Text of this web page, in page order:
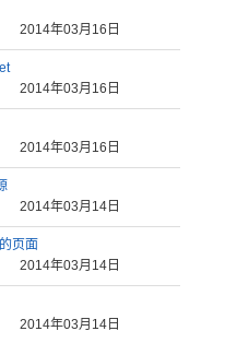
2014年03月16日
2014年03月16日
2014年03月16日
2014年03月14日
页面
2014年03月14日
2014年03月14日